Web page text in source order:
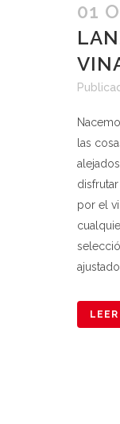
01
las
por el
ajustado...